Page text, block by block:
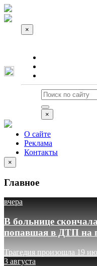
×
×
О сайте
Реклама
Контакты
×
Главное
вчера
В больнице
попавшая в ДТП на
Трагедия произошла 19
3 августа